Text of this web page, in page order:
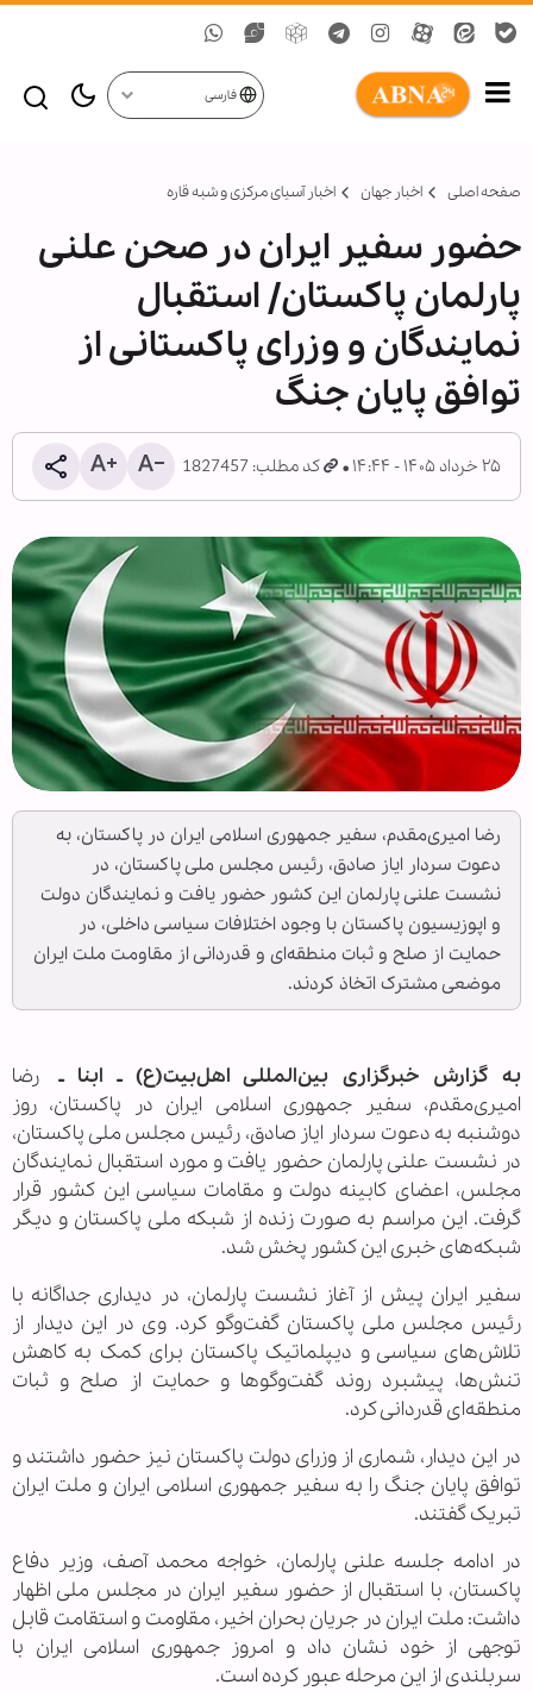
فارسی
صفحه اصلی اخبار جهان اخبار آسیای مرکزی و شبه قاره
حضور سفیر ایران در صحن علنی
پارلمان پاکستان/ استقبال
نمایندگان و وزرای پاکستانی از
توافق پایان جنگ
۲۵ خرداد ۱۴۰۵ - ۱۴:۴۴ کد مطلب: 1827457
رضا امیری‌مقدم، سفیر جمهوری اسلامی ایران در پاکستان، به
دعوت سردار ایاز صادق، رئیس مجلس ملی پاکستان، در
نشست علنی پارلمان این کشور حضور یافت و نمایندگان دولت
و اپوزیسیون پاکستان با وجود اختلافات سیاسی داخلی، در
حمایت از صلح و ثبات منطقه‌ای و قدردانی از مقاومت ملت ایران
موضعی مشترک اتخاذ کردند.
به گزارش خبرگزاری بین‌المللی اهل‌بیت(ع) ـ ابنا ـ رضا
امیری‌مقدم، سفیر جمهوری اسلامی ایران در پاکستان، روز
دوشنبه به دعوت سردار ایاز صادق، رئیس مجلس ملی پاکستان،
در نشست علنی پارلمان حضور یافت و مورد استقبال نمایندگان
مجلس، اعضای کابینه دولت و مقامات سیاسی این کشور قرار
گرفت. این مراسم به صورت زنده از شبکه ملی پاکستان و دیگر
شبکه‌های خبری این کشور پخش شد.
سفیر ایران پیش از آغاز نشست پارلمان، در دیداری جداگانه با
رئیس مجلس ملی پاکستان گفت‌وگو کرد. وی در این دیدار از
تلاش‌های سیاسی و دیپلماتیک پاکستان برای کمک به کاهش
تنش‌ها، پیشبرد روند گفت‌وگوها و حمایت از صلح و ثبات
منطقه‌ای قدردانی کرد.
در این دیدار، شماری از وزرای دولت پاکستان نیز حضور داشتند و
توافق پایان جنگ را به سفیر جمهوری اسلامی ایران و ملت ایران
تبریک گفتند.
در ادامه جلسه علنی پارلمان، خواجه محمد آصف، وزیر دفاع
پاکستان، با استقبال از حضور سفیر ایران در مجلس ملی اظهار
داشت: ملت ایران در جریان بحران اخیر، مقاومت و استقامت قابل
توجهی از خود نشان داد و امروز جمهوری اسلامی ایران با
سربلندی از این مرحله عبور کرده است.